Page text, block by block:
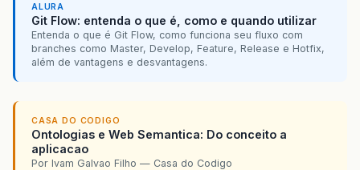
ALURA
Git Flow: entenda o que é, como e quando utilizar
Entenda o que é Git Flow, como funciona seu fluxo com
branches como Master, Develop, Feature, Release e Hotfix,
além de vantagens e desvantagens.
CASA DO CODIGO
Ontologias e Web Semantica: Do conceito a
aplicacao
Por Ivam Galvao Filho — Casa do Codigo